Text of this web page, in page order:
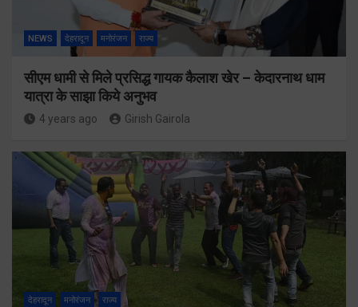
NEWS देहरादून मनोरंजन राज्य
सीएम धामी से मिले प्रसिद्ध गायक कैलाश खेर – केदारनाथ धाम
यात्रा के साझा किये अनुभव
4 years ago Girish Gairola
देहरादून मनोरंजन राज्य